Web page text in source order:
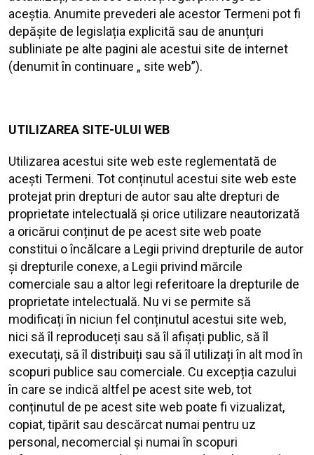
aceștia. Anumite prevederi ale acestor Termeni pot fi
depășite de legislația explicită sau de anunțuri
subliniate pe alte pagini ale acestui site de internet
(denumit în continuare „ site web”).
UTILIZAREA SITE-ULUI WEB
Utilizarea acestui site web este reglementată de
acești Termeni. Tot conținutul acestui site web este
protejat prin drepturi de autor sau alte drepturi de
proprietate intelectuală și orice utilizare neautorizată
a oricărui conținut de pe acest site web poate
constitui o încălcare a Legii privind drepturile de autor
și drepturile conexe, a Legii privind mărcile
comerciale sau a altor legi referitoare la drepturile de
proprietate intelectuală. Nu vi se permite să
modificați în niciun fel conținutul acestui site web,
nici să îl reproduceți sau să îl afișați public, să îl
executați, să îl distribuiți sau să îl utilizați în alt mod în
scopuri publice sau comerciale. Cu excepția cazului
în care se indică altfel pe acest site web, tot
conținutul de pe acest site web poate fi vizualizat,
copiat, tipărit sau descărcat numai pentru uz
personal, necomercial și numai în scopuri